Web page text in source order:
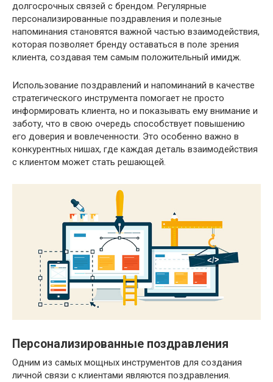
долгосрочных связей с брендом. Регулярные
персонализированные поздравления и полезные
напоминания становятся важной частью взаимодействия,
которая позволяет бренду оставаться в поле зрения
клиента, создавая тем самым положительный имидж.
Использование поздравлений и напоминаний в качестве
стратегического инструмента помогает не просто
информировать клиента, но и показывать ему внимание и
заботу, что в свою очередь способствует повышению
его доверия и вовлеченности. Это особенно важно в
конкурентных нишах, где каждая деталь взаимодействия
с клиентом может стать решающей.
Персонализированные поздравления
Одним из самых мощных инструментов для создания
личной связи с клиентами являются поздравления.